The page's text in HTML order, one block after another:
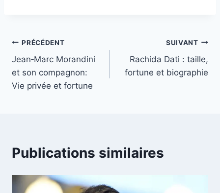
Navigation
de
l’article
PRÉCÉDENT
Jean‑Marc Morandini
et son compagnon:
Vie privée et fortune
SUIVANT
Rachida Dati : taille,
fortune et biographie
Publications similaires